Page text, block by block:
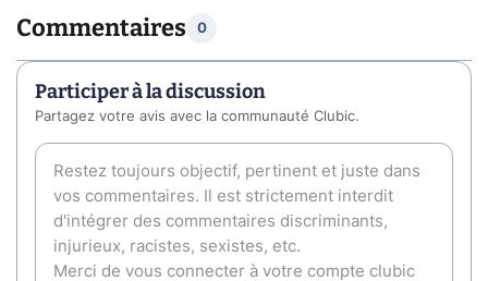
Commentaires 0
Participer à la discussion
Partagez votre avis avec la communauté Clubic.